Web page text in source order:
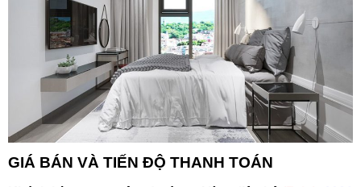
GIÁ BÁN VÀ TIẾN ĐỘ THANH TOÁN